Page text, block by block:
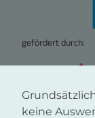
keine
gefördert durch: